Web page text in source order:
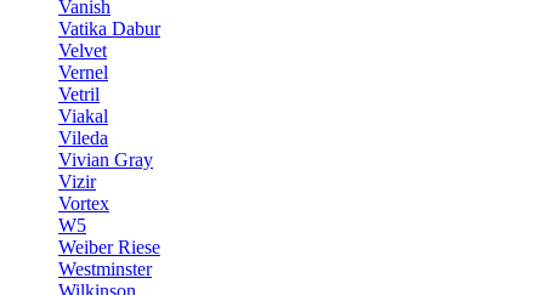
Vanish
Vatika Dabur
Velvet
Vernel
Vetril
Viakal
Vileda
Vivian Gray
Vizir
Vortex
W5
Weiber Riese
Westminster
Wilkinson